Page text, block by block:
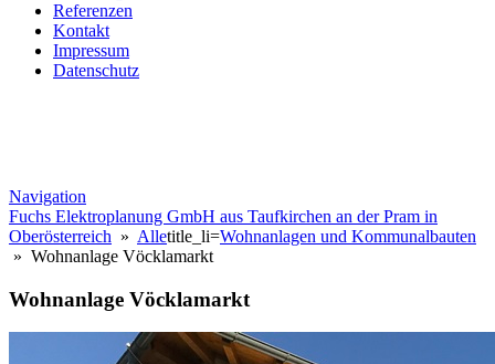
Referenzen
Kontakt
Impressum
Datenschutz
Navigation
Fuchs Elektroplanung GmbH aus Taufkirchen an der Pram in
Oberösterreich » Alletitle_li=Wohnanlagen und Kommunalbauten
» Wohnanlage Vöcklamarkt
Wohnanlage Vöcklamarkt